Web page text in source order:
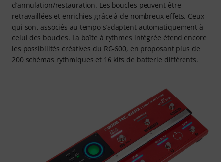
d’annulation/restauration. Les boucles peuvent être
retravaillées et enrichies grâce à de nombreux effets. Ceux
qui sont associés au tempo s’adaptent automatiquement à
celui des boucles. La boîte à rythmes intégrée étend encore
les possibilités créatives du RC-600, en proposant plus de
200 schémas rythmiques et 16 kits de batterie différents.